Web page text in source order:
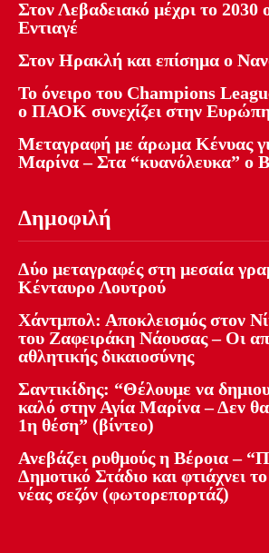
Στον Λεβαδειακό μέχρι το 2030
Εντιαγέ
Στον Ηρακλή και επίσημα ο
Το όνειρο του Champions
ο ΠΑΟΚ συνεχίζει στην Ευρώπη
Μεταγραφή με άρωμα Κένυας
Μαρίνα – Στα “κυανόλευκα” ο
Δημοφιλή
Δύο μεταγραφές στη μεσαία
Κένταυρο Λουτρού
Χάντμπολ: Αποκλεισμός στον
του Ζαφειράκη Νάουσας – Οι
αθλητικής δικαιοσύνης
Σαντικίδης: “Θέλουμε να
καλό στην Αγία Μαρίνα – Δεν
1η θέση” (βίντεο)
Ανεβάζει ρυθμούς η Βέροια –
Δημοτικό Στάδιο και φτιάχνει
νέας σεζόν (φωτορεπορτάζ)